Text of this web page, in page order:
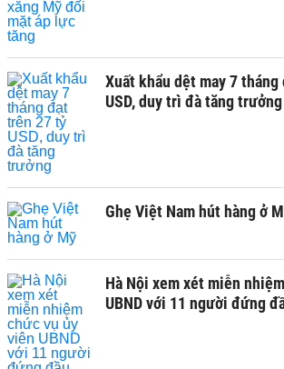
Xuất khẩu dệt may 7
USD, duy trì đà tăng trưởng
Ghẹ Việt Nam hút hàng ở
Hà Nội xem xét miễn
UBND với 11 người đứng